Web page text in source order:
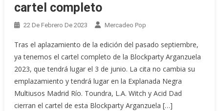
cartel completo
22 De Febrero De 2023 Mercadeo Pop
Tras el aplazamiento de la edición del pasado septiembre,
ya tenemos el cartel completo de la Blockparty Arganzuela
2023, que tendrá lugar el 3 de junio. La cita no cambia su
emplazamiento y tendrá lugar en la Explanada Negra
Multiusos Madrid Río. Toundra, L.A. Witch y Acid Dad
cierran el cartel de esta Blockparty Arganzuela […]